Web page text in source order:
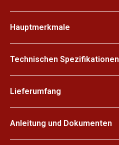
Hauptmerkmale
Technischen Spezifikationen
Lieferumfang
Anleitung und Dokumenten